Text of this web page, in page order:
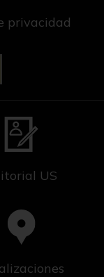
privacidad
US